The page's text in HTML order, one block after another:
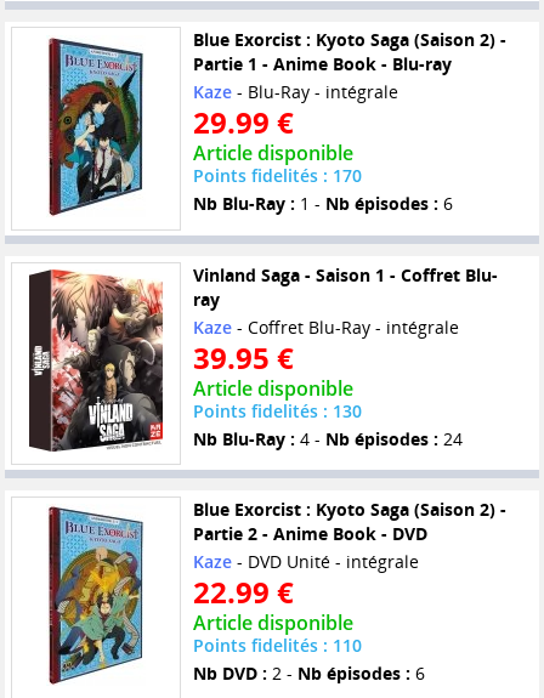
Blue Exorcist : Kyoto Saga (Saison 2) -
Partie 1 - Anime Book - Blu-ray
Kaze- Blu-Ray - intégrale
29.99 €
Article disponible
Points fidelités : 170
Nb Blu-Ray : 1 - Nb épisodes : 6
Vinland Saga - Saison 1 - Coffret Blu-
ray
Kaze- Coffret Blu-Ray - intégrale
39.95 €
Article disponible
Points fidelités : 130
Nb Blu-Ray : 4 - Nb épisodes : 24
Blue Exorcist : Kyoto Saga (Saison 2) -
Partie 2 - Anime Book - DVD
Kaze- DVD Unité - intégrale
22.99 €
Article disponible
Points fidelités : 110
Nb DVD : 2 - Nb épisodes : 6